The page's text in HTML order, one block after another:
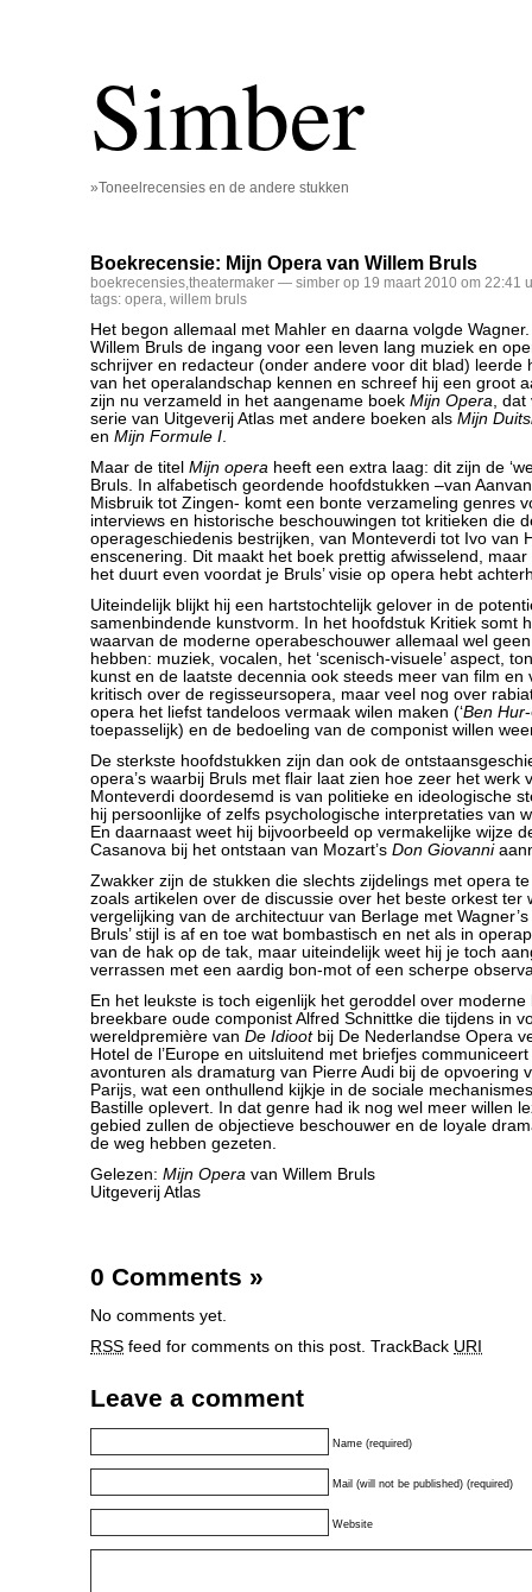
Simber
»Toneelrecensies en de andere stukken
Boekrecensie: Mijn Opera van Willem Bruls
boekrecensies,theatermaker — simber op 19 maart 2010 om 22:41
tags: opera, willem bruls
Het begon allemaal met Mahler en daarna volgde
Willem Bruls de ingang voor een leven lang muziek en
schrijver en redacteur (onder andere voor dit blad) leerde
van het operalandschap kennen en schreef hij een groot
zijn nu verzameld in het aangename boek Mijn Opera, dat
serie van Uitgeverij Atlas met andere boeken als Mijn
en Mijn Formule I.
Maar de titel Mijn opera heeft een extra laag: dit zijn de
Bruls. In alfabetisch geordende hoofdstukken –van
Misbruik tot Zingen- komt een bonte verzameling genres
interviews en historische beschouwingen tot kritieken die
operageschiedenis bestrijken, van Monteverdi tot Ivo van
enscenering. Dit maakt het boek prettig afwisselend,
het duurt even voordat je Bruls’ visie op opera hebt
Uiteindelijk blijkt hij een hartstochtelijk gelover in de
samenbindende kunstvorm. In het hoofdstuk Kritiek somt
waarvan de moderne operabeschouwer allemaal wel
hebben: muziek, vocalen, het ‘scenisch-visuele’ aspect,
kunst en de laatste decennia ook steeds meer van film en
kritisch over de regisseursopera, maar veel nog over
opera het liefst tandeloos vermaak wilen maken (‘Ben Hur
toepasselijk) en de bedoeling van de componist willen
De sterkste hoofdstukken zijn dan ook de
opera’s waarbij Bruls met flair laat zien hoe zeer het werk
Monteverdi doordesemd is van politieke en ideologische
hij persoonlijke of zelfs psychologische interpretaties van
En daarnaast weet hij bijvoorbeeld op vermakelijke wijze
Casanova bij het ontstaan van Mozart’s Don Giovanni
Zwakker zijn de stukken die slechts zijdelings met opera
zoals artikelen over de discussie over het beste orkest ter
vergelijking van de architectuur van Berlage met
Bruls’ stijl is af en toe wat bombastisch en net als in
van de hak op de tak, maar uiteindelijk weet hij je toch
verrassen met een aardig bon-mot of een scherpe
En het leukste is toch eigenlijk het geroddel over moderne
breekbare oude componist Alfred Schnittke die tijdens in
wereldpremière van De Idiootbij De Nederlandse Opera
Hotel de l’Europe en uitsluitend met briefjes communiceert
avonturen als dramaturg van Pierre Audi bij de opvoering
Parijs, wat een onthullend kijkje in de sociale
Bastille oplevert. In dat genre had ik nog wel meer willen
gebied zullen de objectieve beschouwer en de loyale
de weg hebben gezeten.
Gelezen: Mijn Opera van Willem Bruls
Uitgeverij Atlas
0 Comments »
No comments yet.
RSS feed for comments on this post. TrackBack URI
Leave a comment
Name (required)
Mail (will not be published) (required)
Website